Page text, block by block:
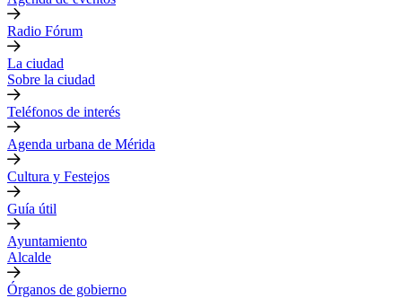
Radio Fórum
La ciudad
Sobre la ciudad
Teléfonos de interés
Agenda urbana de Mérida
Cultura y Festejos
Guía útil
Ayuntamiento
Alcalde
Órganos de gobierno